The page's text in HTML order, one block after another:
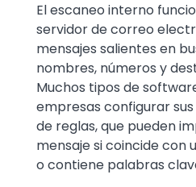
El escaneo interno
servidor de correo
mensajes salientes en
nombres, números y
Muchos tipos de
empresas configurar
de reglas, que pueden
mensaje si coincide con
o contiene palabras